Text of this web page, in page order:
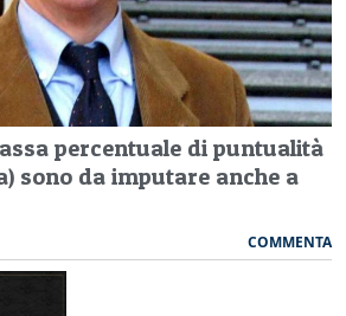
percentuale di puntualità
sono da imputare anche a
COMMENTA